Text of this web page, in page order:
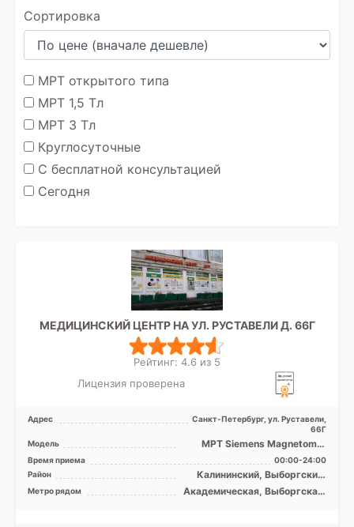
Сортировка
МРТ открытого типа
МРТ 1,5 Тл
МРТ 3 Тл
Круглосуточные
С бесплатной консультацией
Сегодня
МЕДИЦИНСКИЙ ЦЕНТР НА УЛ. РУСТАВЕЛИ Д. 66Г
Рейтинг: 4.6 из 5
Лицензия проверена
Адрес
Санкт-Петербург, ул. Руставели,
66Г
Модель
МРТ Siemens Magnetom C
0.4T открытый тип, УЗИ
экспертного класса
Время приема
00:00-24:00
Район
Калининский, Выборгский,
Красногвардейский,
Кронштадтский, Курортный,
Метро рядом
Академическая, Выборгская,